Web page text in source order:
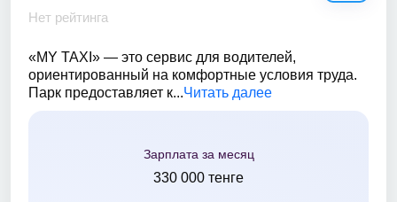
Нет рейтинга
«MY TAXI» — это сервис для водителей,
ориентированный на комфортные условия труда.
Парк предоставляет к...Читать далее
Зарплата за месяц
330 000 тенге